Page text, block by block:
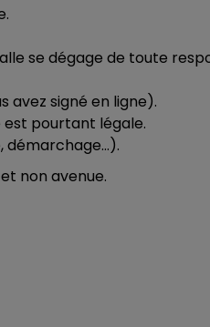
se dégage de toute
avez signé en ligne).
pourtant légale.
démarchage…).
non avenue.